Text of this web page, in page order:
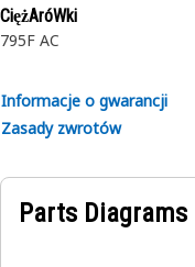
CiężAróWki
795F AC
Informacje o gwarancji
Zasady zwrotów
Parts Diagrams